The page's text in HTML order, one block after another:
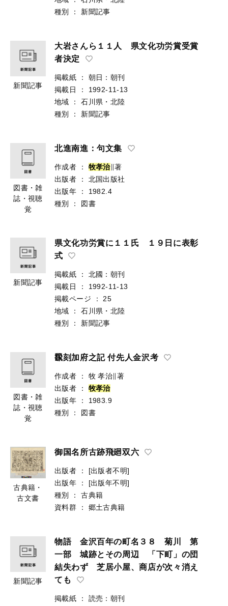
種別
： 新聞記事
新聞記事
大岩さんら１１人 県文化功労賞受賞
者決定
掲載紙 ：
朝日：朝刊
掲載日
：
1992-11-13
地域
：
石川県・北陸
種別
： 新聞記事
図書・雑
誌・視聴
覚
北進南進：句文集
作成者 ： 牧孝治∥著
出版者
：
北国出版社
出版年
：
1982.4
種別
： 図書
新聞記事
県文化功労賞に１１氏 １９日に表彰
式
掲載紙 ：
北國：朝刊
掲載日
：
1992-11-13
掲載ページ
：
25
地域
：
石川県・北陸
種別
： 新聞記事
図書・雑
誌・視聴
覚
飜刻加府之記 付先人金沢考
作成者 ：
牧 孝治∥著
出版者
： 牧孝治
出版年
：
1983.9
種別
： 図書
古典籍・
古文書
御国名所古跡飛廻双六
出版者 ：
[出版者不明]
出版年
：
[出版年不明]
種別
：
古典籍
資料群
： 郷土古典籍
新聞記事
物語 金沢百年の町名３８ 菊川 第
一部 城跡とその周辺 「下町」の団
結失わず 芝居小屋、商店が次々消え
ても
掲載紙 ：
読売：朝刊